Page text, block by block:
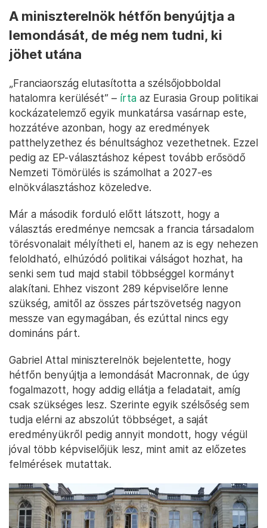
A miniszterelnök hétfőn benyújtja a
lemondását, de még nem tudni, ki
jöhet utána
„Franciaország elutasította a szélsőjobboldal
hatalomra kerülését” – írta az Eurasia Group politikai
kockázatelemző egyik munkatársa vasárnap este,
hozzátéve azonban, hogy az eredmények
patthelyzethez és bénultsághoz vezethetnek. Ezzel
pedig az EP-választáshoz képest tovább erősödő
Nemzeti Tömörülés is számolhat a 2027-es
elnökválasztáshoz közeledve.
Már a második forduló előtt látszott, hogy a
választás eredménye nemcsak a francia társadalom
törésvonalait mélyítheti el, hanem az is egy nehezen
feloldható, elhúzódó politikai válságot hozhat, ha
senki sem tud majd stabil többséggel kormányt
alakítani. Ehhez viszont 289 képviselőre lenne
szükség, amitől az összes pártszövetség nagyon
messze van egymagában, és ezúttal nincs egy
domináns párt.
Gabriel Attal miniszterelnök bejelentette, hogy
hétfőn benyújtja a lemondását Macronnak, de úgy
fogalmazott, hogy addig ellátja a feladatait, amíg
csak szükséges lesz. Szerinte egyik szélsőség sem
tudja elérni az abszolút többséget, a saját
eredményükről pedig annyit mondott, hogy végül
jóval több képviselőjük lesz, mint amit az előzetes
felmérések mutattak.